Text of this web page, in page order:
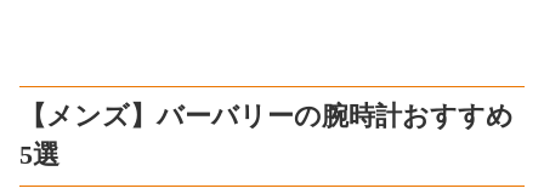
【メンズ】バーバリーの腕時計おすすめ
5選